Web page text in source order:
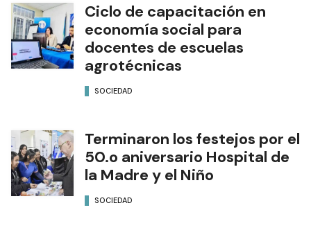
Ciclo de capacitación en
economía social para
docentes de escuelas
agrotécnicas
SOCIEDAD
Terminaron los festejos por el
50.o aniversario Hospital de
la Madre y el Niño
SOCIEDAD